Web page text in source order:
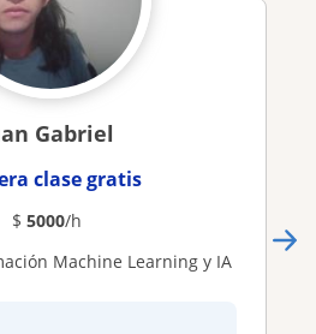
Gabriel
clase gratis
$ 5000/h
Machine Learning y IA